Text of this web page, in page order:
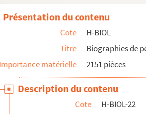
Présentation du contenu
Cote
H-BIOL
Titre
Biographies de
Importance matérielle
2151 pièces
Description du contenu
Cote
H-BIOL-22